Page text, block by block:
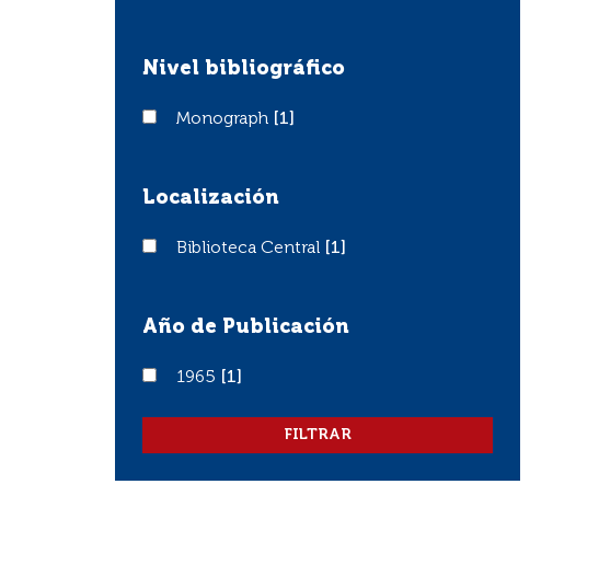
Nivel bibliográfico
Monograph
Monograph [1]
Localización
Biblioteca Central
Biblioteca Central [1]
Año de Publicación
19651965 [1]